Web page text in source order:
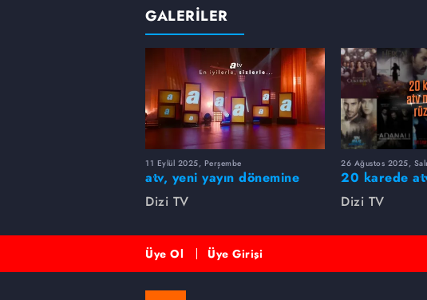
GALERİLER
11 Eylül 2025, Perşembe
atv, yeni yayın dönemine
merhaba dedi!
Dizi TV
26 Ağustos 2025, Salı
20 karede
rüzgarı!
Dizi TV
Üye Ol Üye Girişi